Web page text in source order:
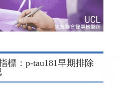
標：p-tau181早期排除